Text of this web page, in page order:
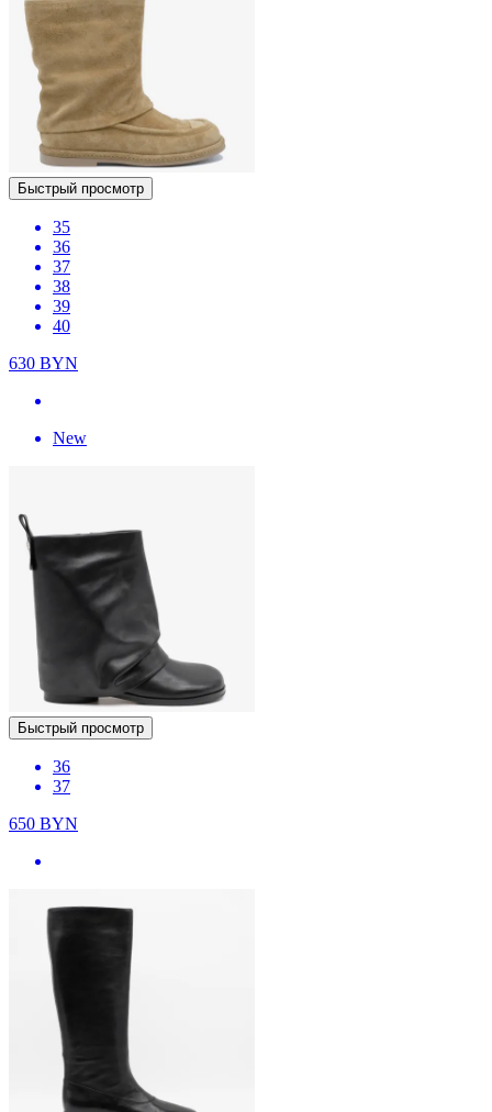
Быстрый просмотр
35
36
37
38
39
40
630 BYN
New
Быстрый просмотр
36
37
650 BYN